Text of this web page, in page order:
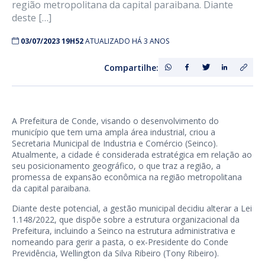
região metropolitana da capital paraibana. Diante
deste […]
03/07/2023 19H52ATUALIZADO HÁ 3 ANOS
Compartilhe:
A Prefeitura de Conde, visando o desenvolvimento do
município que tem uma ampla área industrial, criou a
Secretaria Municipal de Industria e Comércio (Seinco).
Atualmente, a cidade é considerada estratégica em relação ao
seu posicionamento geográfico, o que traz a região, a
promessa de expansão econômica na região metropolitana
da capital paraibana.
Diante deste potencial, a gestão municipal decidiu alterar a Lei
1.148/2022, que dispõe sobre a estrutura organizacional da
Prefeitura, incluindo a Seinco na estrutura administrativa e
nomeando para gerir a pasta, o ex-Presidente do Conde
Previdência, Wellington da Silva Ribeiro (Tony Ribeiro).